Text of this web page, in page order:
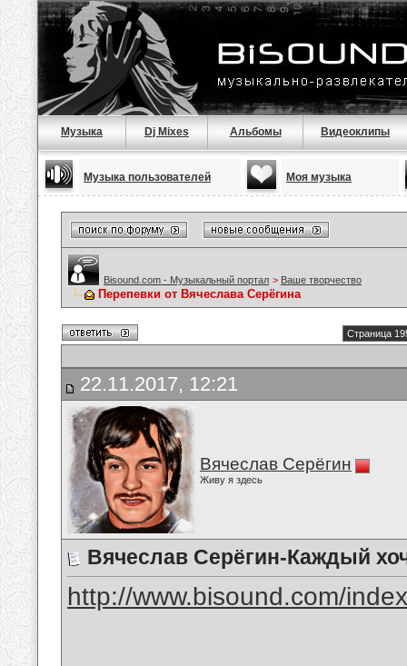
Музыка Dj Mixes Альбомы Видеоклипы
Музыка пользователей Моя музыка
Bisound.com - Музыкальный портал > Ваше творчество
Перепевки от Вячеслава Серёгина
Страница
22.11.2017, 12:21
Вячеслав Серёгин
Живу я здесь
Вячеслав Серёгин-Каждый
http://www.bisound.com/